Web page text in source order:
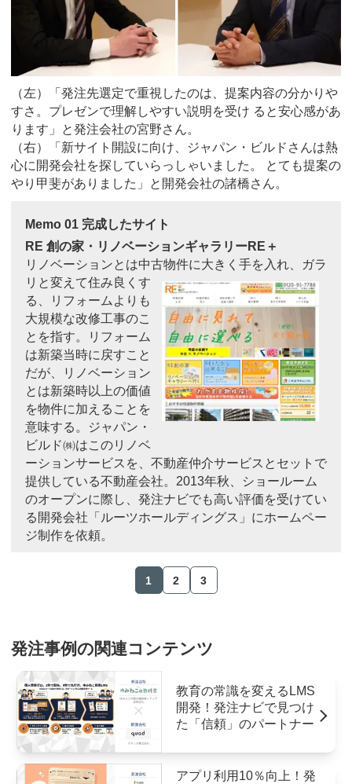
（左）「発注先選定で重視したのは、提案内容の分かりや
すさ。プレゼンで理解しやすい説明を受け ると安心感があ
ります」と発注会社の宮野さん。
（右）「新サイト開設に向け、ジャパン・ビルドさんは熱
心に開発会社を探していらっしゃいました。 とても提案の
やり甲斐がありました」と開発会社の諸橋さん。
Memo 01 完成したサイト
RE 創の家・リノベーションギャラリーRE＋
リノベーションとは中古物件に大きく手を入れ、ガラ
リと変えて住み良くす
る、リフォームよりも
大規模な改修工事のこ
とを指す。リフォーム
は新築当時に戻すこと
だが、リノベーション
とは新築時以上の価値
を物件に加えることを
意味する。ジャパン・
ビルド㈱はこのリノベ
ーションサービスを、不動産仲介サービスとセットで
提供している不動産会社。2013年秋、ショールーム
のオープンに際し、発注ナビでも高い評価を受けてい
る開発会社「ルーツホールディングス」にホームペー
ジ制作を依頼。
1 2 3
発注事例の関連コンテンツ
教育の常識を変えるLMS
開発！発注ナビで見つけ
た「信頼」のパートナー
アプリ利用10％向上！発